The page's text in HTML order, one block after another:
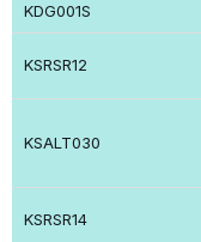
KDG001S
KSRSR12
KSALT030
KSRSR14